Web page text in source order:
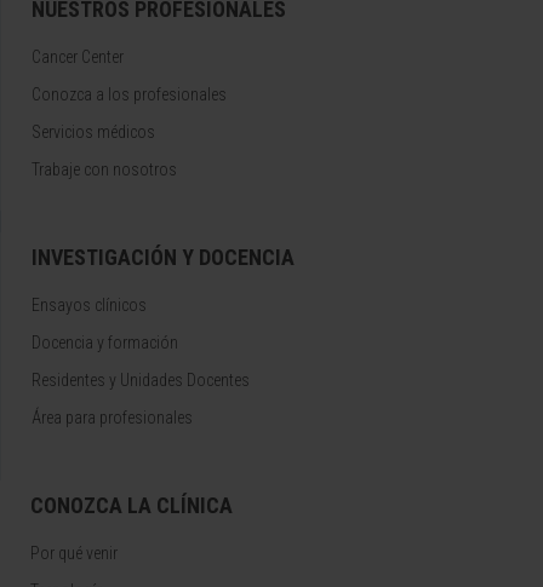
NUESTROS PROFESIONALES
Cancer Center
Conozca a los profesionales
Servicios médicos
Trabaje con nosotros
INVESTIGACIÓN Y DOCENCIA
Ensayos clínicos
Docencia y formación
Residentes y Unidades Docentes
Área para profesionales
CONOZCA LA CLÍNICA
Por qué venir